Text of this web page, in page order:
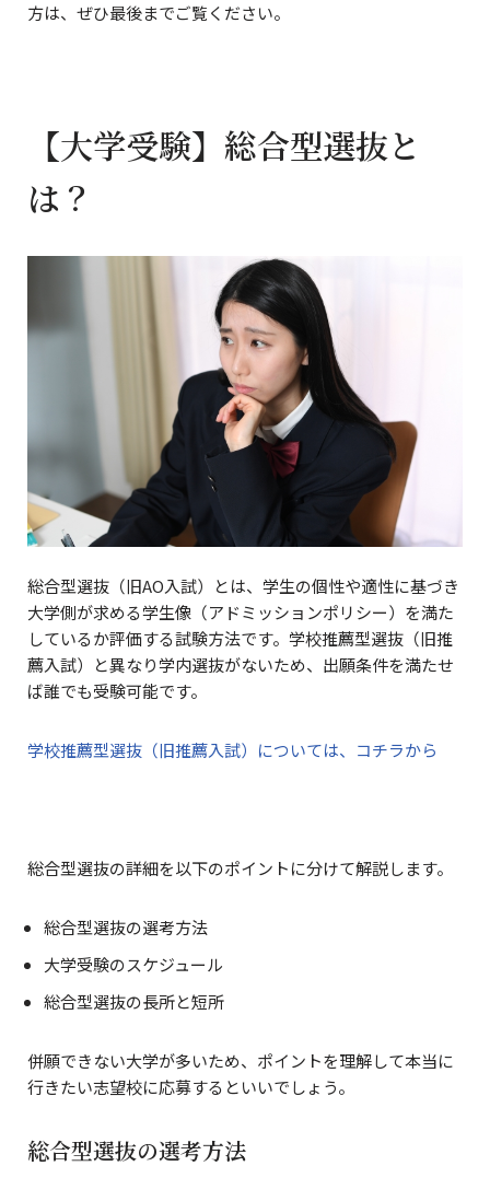
方は、ぜひ最後までご覧ください。
【大学受験】総合型選抜と
は？
総合型選抜（旧AO入試）とは、学生の個性や適性に基づき
大学側が求める学生像（アドミッションポリシー）を満た
しているか評価する試験方法です。学校推薦型選抜（旧推
薦入試）と異なり学内選抜がないため、出願条件を満たせ
ば誰でも受験可能です。
学校推薦型選抜（旧推薦入試）については、コチラから
総合型選抜の詳細を以下のポイントに分けて解説します。
総合型選抜の選考方法
大学受験のスケジュール
総合型選抜の長所と短所
併願できない大学が多いため、ポイントを理解して本当に
行きたい志望校に応募するといいでしょう。
総合型選抜の選考方法